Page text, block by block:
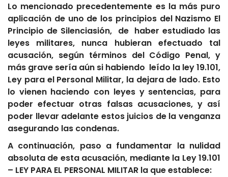
Lo mencionado precedentemente es la más puro
aplicación de uno de los principios del Nazismo El
Principio de Silenciasión, de haber estudiado las
leyes militares, nunca hubieran efectuado tal
acusación, según términos del Código Penal, y
más grave sería aún si habiendo leído la ley 19.101,
Ley para el Personal Militar, la dejara de lado. Esto
lo vienen haciendo con leyes y sentencias, para
poder efectuar otras falsas acusaciones, y así
poder llevar adelante estos juicios de la venganza
asegurando las condenas.
A continuación, paso a fundamentar la nulidad
absoluta de esta acusación, mediante la Ley 19.101
– LEY PARA EL PERSONAL MILITAR la que establece: